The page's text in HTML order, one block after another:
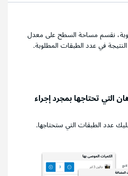
نقسم مساحة السطح على معدل
في عدد الطبقات المطلوبة.
تحتاجها بمجرد إجراء
عدد الطبقات التي ستحتاجها.